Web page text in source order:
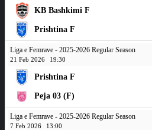
KB Bashkimi F
Prishtina F
Liga e Femrave - 2025-2026 Regular Season
21 Feb 2026 19:30
Prishtina F
Peja 03 (F)
Liga e Femrave - 2025-2026 Regular Season
7 Feb 2026 13:00